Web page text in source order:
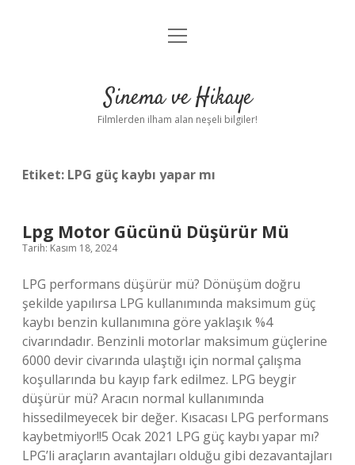
Gizlilik Politikası
Yasal Uyarı
menüyü
Sinema ve Hikaye
Filmlerden ilham alan neşeli bilgiler!
Etiket: LPG güç kaybı yapar mı
Lpg Motor Gücünü Düşürür Mü
Tarih: Kasım 18, 2024
LPG performans düşürür mü? Dönüşüm doğru
şekilde yapılırsa LPG kullanımında maksimum güç
kaybı benzin kullanımına göre yaklaşık %4
civarındadır. Benzinli motorlar maksimum güçlerine
6000 devir civarında ulaştığı için normal çalışma
koşullarında bu kayıp fark edilmez. LPG beygir
düşürür mü? Aracın normal kullanımında
hissedilmeyecek bir değer. Kısacası LPG performans
kaybetmiyor!!5 Ocak 2021 LPG güç kaybı yapar mı?
LPG’li araçların avantajları olduğu gibi dezavantajları